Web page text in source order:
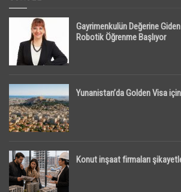
Gayrimenkulün Değerine
Robotik Öğrenme Başlıyor
Yunanistan’da Golden Visa
Konut inşaat firmaları